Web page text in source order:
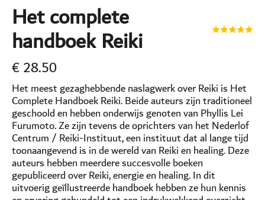
Het complete
handboek Reiki
€28.50
Het meest gezaghebbende naslagwerk over Reiki is Het
Complete Handboek Reiki. Beide auteurs zijn traditioneel
geschoold en hebben onderwijs genoten van Phyllis Lei
Furumoto. Ze zijn tevens de oprichters van het Nederlof
Centrum / Reiki-Instituut, een instituut dat al lange tijd
toonaangevend is in de wereld van Reiki en healing. Deze
auteurs hebben meerdere succesvolle boeken
gepubliceerd over Reiki, energie en healing. In dit
uitvoerig geïllustreerde handboek hebben ze hun kennis